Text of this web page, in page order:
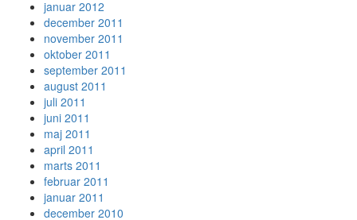
januar 2012
december 2011
november 2011
oktober 2011
september 2011
august 2011
juli 2011
juni 2011
maj 2011
april 2011
marts 2011
februar 2011
januar 2011
december 2010